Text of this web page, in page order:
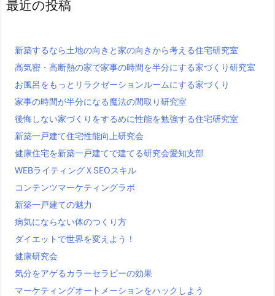
最近の投稿
新築するなら土地の向きと家の向きから考える住宅研究室
高気密・高断熱の家で家事の時間を半分にする家づくり研究室
お風呂をもっとリラクゼーションルームにする家づくり
家事の時間が半分になる魔法の間取り研究室
後悔しない家づくりをするめに性能を勉強する住宅研究室
新築一戸建て住宅性能向上研究会
健康住宅を新築一戸建てで建てる研究会愛知支部
WEBライティングＸSEOスキル
コンテンツマーケティングラボ
新築一戸建ての魅力
病気にならない体のつくり方
ダイエットで世界を変えよう！
健康研究会
気分をアゲるカラーセラピーの効果
マーケティングオートメーションをハックしよう